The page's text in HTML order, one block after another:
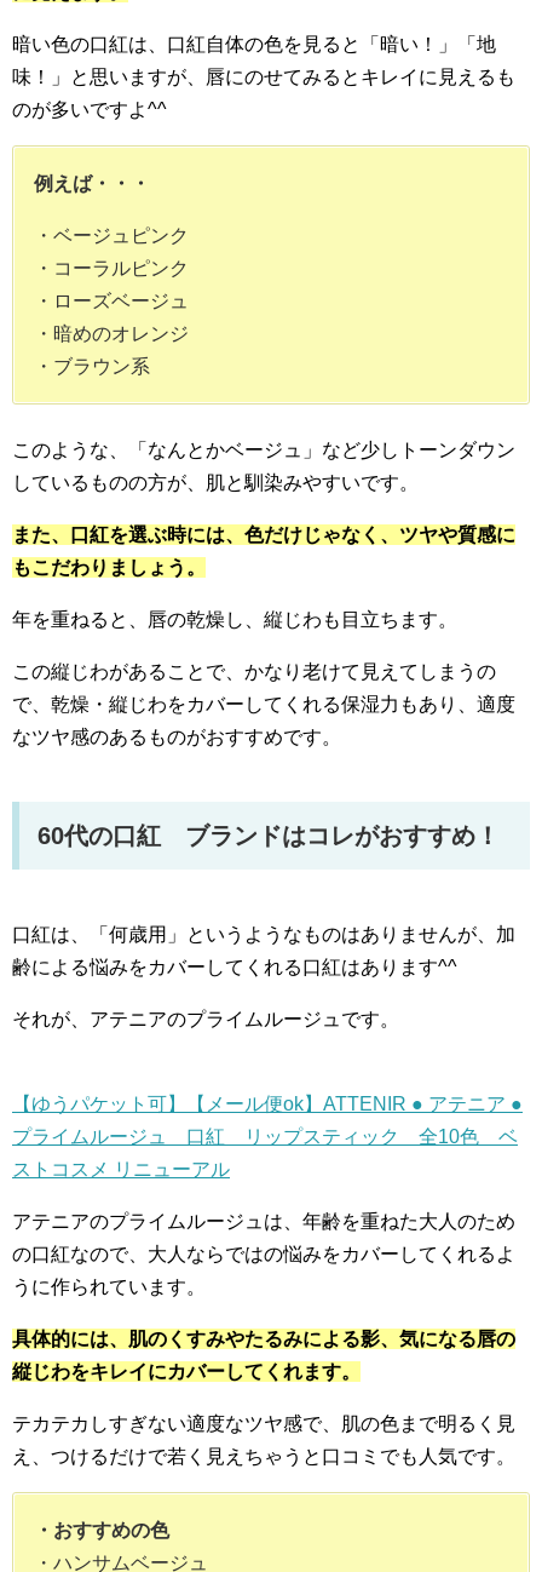
暗い色の口紅は、口紅自体の色を見ると「暗い！」「地
味！」と思いますが、唇にのせてみるとキレイに見えるも
のが多いですよ^^
例えば・・・
・ベージュピンク
・コーラルピンク
・ローズベージュ
・暗めのオレンジ
・ブラウン系
このような、「なんとかベージュ」など少しトーンダウン
しているものの方が、肌と馴染みやすいです。
また、口紅を選ぶ時には、色だけじゃなく、ツヤや質感に
もこだわりましょう。
年を重ねると、唇の乾燥し、縦じわも目立ちます。
この縦じわがあることで、かなり老けて見えてしまうの
で、乾燥・縦じわをカバーしてくれる保湿力もあり、適度
なツヤ感のあるものがおすすめです。
60代の口紅 ブランドはコレがおすすめ！
口紅は、「何歳用」というようなものはありませんが、加
齢による悩みをカバーしてくれる口紅はあります^^
それが、アテニアのプライムルージュです。
【ゆうパケット可】【メール便ok】ATTENIR ● アテニア ●
プライムルージュ 口紅 リップスティック 全10色 ベ
ストコスメ リニューアル
アテニアのプライムルージュは、年齢を重ねた大人のため
の口紅なので、大人ならではの悩みをカバーしてくれるよ
うに作られています。
具体的には、肌のくすみやたるみによる影、気になる唇の
縦じわをキレイにカバーしてくれます。
テカテカしすぎない適度なツヤ感で、肌の色まで明るく見
え、つけるだけで若く見えちゃうと口コミでも人気です。
・おすすめの色
・ハンサムベージュ